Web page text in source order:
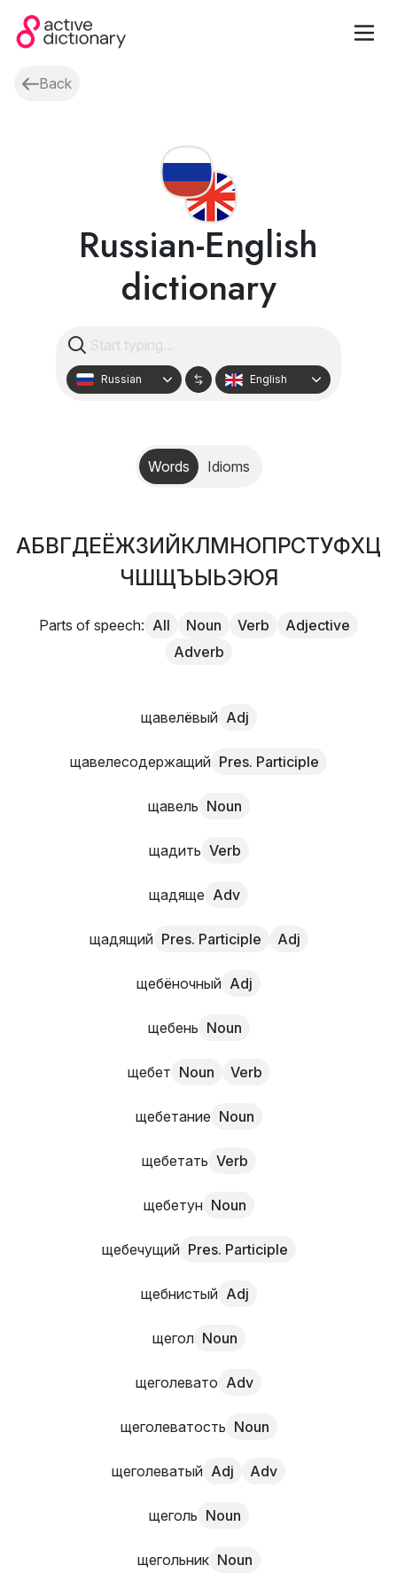
Back
Russian-English
dictionary
Russian English
Words Idioms
АБВГДЕЁЖЗИЙКЛМНОПРСТУФХЦ
ЧШЩЪЫЬЭЮЯ
Parts of speech: All Noun Verb
Adjective
Adverb
щавелёвый Adj
щавелесодержащий Pres. Participle
щавель Noun
щадить Verb
щадяще Adv
щадящий Pres. Participle Adj
щебёночный Adj
щебень Noun
щебет Noun Verb
щебетание Noun
щебетать Verb
щебетун Noun
щебечущий Pres. Participle
щебнистый Adj
щегол Noun
щеголевато Adv
щеголеватость Noun
щеголеватый Adj Adv
щеголь Noun
щегольник Noun